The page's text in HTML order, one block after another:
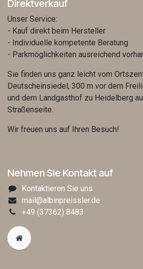
Direktverkauf
Unser Service:
- Kauf direkt beim Hersteller
- Individuelle kompetente Beratung
- Parkmöglichkeiten ausreichend
Sie finden uns ganz leicht vom
Deutscheinsiedel, 300 m vor dem
und dem Landgasthof zu Heidelberg
Straßenseite.
Wir freuen uns auf Ihren Besuch!
Nehmen Sie Kontakt auf
Kontaktieren Sie uns
mail@albinpreissler.de
+49 (37362) 8483